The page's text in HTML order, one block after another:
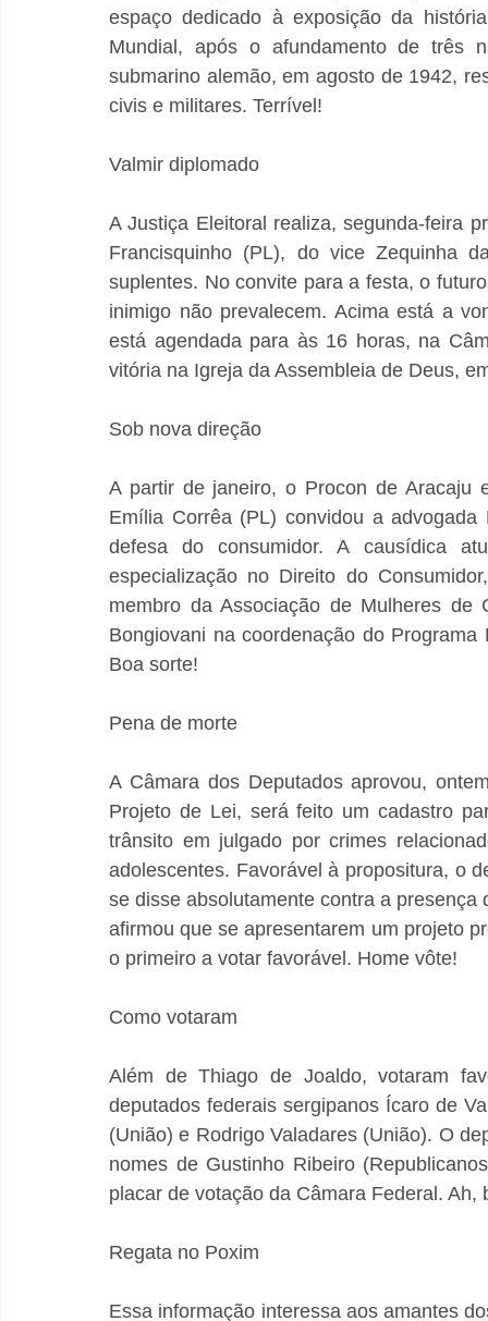
espaço dedicado à exposição da
Mundial, após o afundamento de três
submarino alemão, em agosto de 1942,
civis e militares. Terrível!
Valmir diplomado
A Justiça Eleitoral realiza, segunda-feira
Francisquinho (PL), do vice Zequinha
suplentes. No convite para a festa, o
inimigo não prevalecem. Acima está a
está agendada para às 16 horas, na
vitória na Igreja da Assembleia de Deus,
Sob nova direção
A partir de janeiro, o Procon de Aracaju
Emília Corrêa (PL) convidou a
defesa do consumidor. A causídica
especialização no Direito do
membro da Associação de Mulheres de
Bongiovani na coordenação do
Boa sorte!
Pena de morte
A Câmara dos Deputados aprovou,
Projeto de Lei, será feito um cadastro
trânsito em julgado por crimes
adolescentes. Favorável à propositura, o
se disse absolutamente contra a
afirmou que se apresentarem um projeto
o primeiro a votar favorável. Home vôte!
Como votaram
Além de Thiago de Joaldo, votaram
deputados federais sergipanos Ícaro de
(União) e Rodrigo Valadares (União). O
nomes de Gustinho Ribeiro
placar de votação da Câmara Federal. Ah,
Regata no Poxim
Essa informação interessa aos amantes